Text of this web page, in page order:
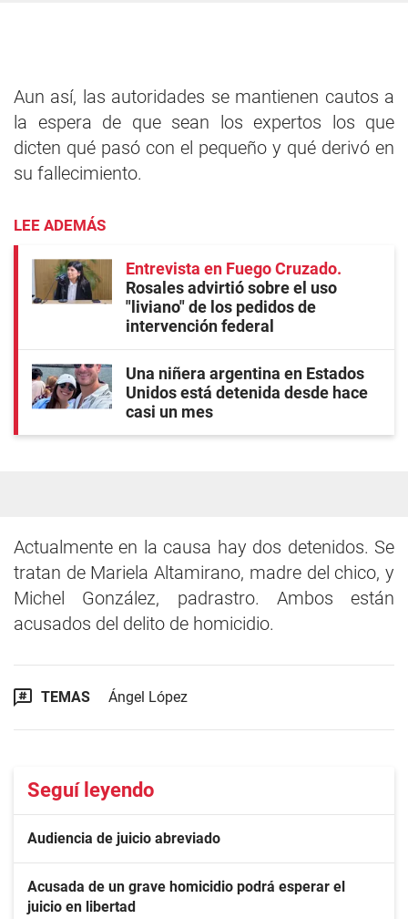
Aun así, las autoridades se mantienen cautos a
la espera de que sean los expertos los que
dicten qué pasó con el pequeño y qué derivó en
su fallecimiento.
LEE ADEMÁS
Entrevista en Fuego Cruzado
Rosales advirtió sobre el uso
"liviano" de los pedidos de
intervención federal
Una niñera argentina en Estados
Unidos está detenida desde hace
casi un mes
Actualmente en la causa hay dos detenidos. Se
tratan de Mariela Altamirano, madre del chico, y
Michel González, padrastro. Ambos están
acusados del delito de homicidio.
TEMAS Ángel López
Seguí leyendo
Audiencia de juicio abreviado
Acusada de un grave homicidio podrá esperar el
juicio en libertad